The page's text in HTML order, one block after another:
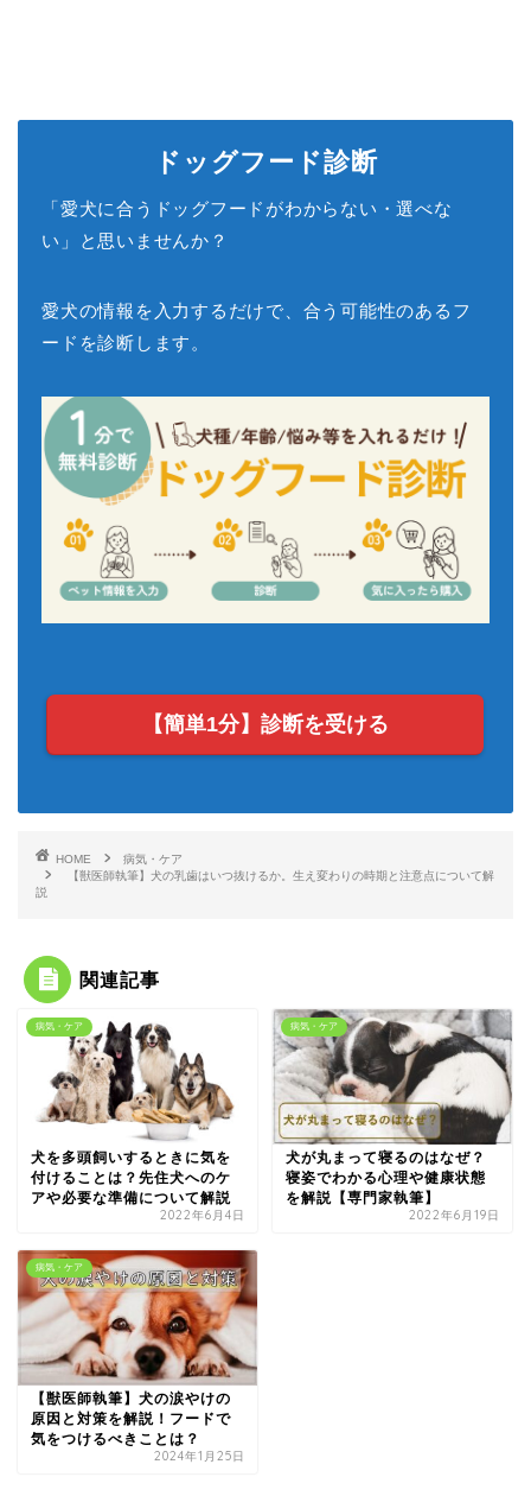
ドッグフード診断
「愛犬に合うドッグフードがわからない・選べな
い」と思いませんか？
愛犬の情報を入力するだけで、合う可能性のあるフ
ードを診断します。
【簡単1分】診断を受ける
HOME
病気・ケア
【獣医師執筆】犬の乳歯はいつ抜けるか。生え変わりの時期と注意点について解
説
関連記事
病気・ケア
犬を多頭飼いするときに気を
付けることは？先住犬へのケ
アや必要な準備について解説
2022年6月4日
病気・ケア
犬が丸まって寝るのはなぜ？
寝姿でわかる心理や健康状態
を解説【専門家執筆】
2022年6月19日
病気・ケア
【獣医師執筆】犬の涙やけの
原因と対策を解説！フードで
気をつけるべきことは？
2024年1月25日